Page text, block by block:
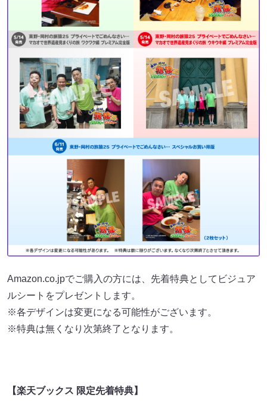
Amazon.co.jpでご購入の方には、先着特典としてビジュア
ルシートをプレゼントします。
※各デザインは変更になる可能性がございます。
※特典は無くなり次第終了となります。
【楽天ブックス 限定先着特典】